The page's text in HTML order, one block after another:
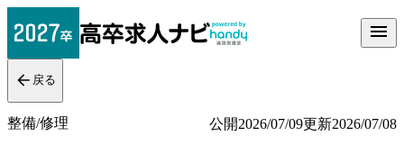
戻る
整備/修理 公開2026/07/09更新2026/07/08